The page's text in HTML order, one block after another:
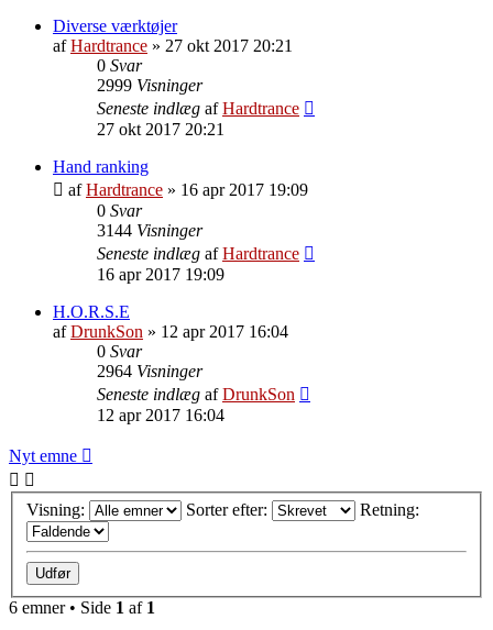
Diverse værktøjer
afHardtrance » 27 okt 2017 20:21
0 Svar
2999 Visninger
Seneste indlæg afHardtrance
27 okt 2017 20:21
Hand ranking
afHardtrance » 16 apr 2017 19:09
0 Svar
3144 Visninger
Seneste indlæg afHardtrance
16 apr 2017 19:09
H.O.R.S.E
afDrunkSon » 12 apr 2017 16:04
0 Svar
2964 Visninger
Seneste indlæg afDrunkSon
12 apr 2017 16:04
Nyt emne
Visning: Sorter efter: Retning:
6 emner • Side 1 af 1